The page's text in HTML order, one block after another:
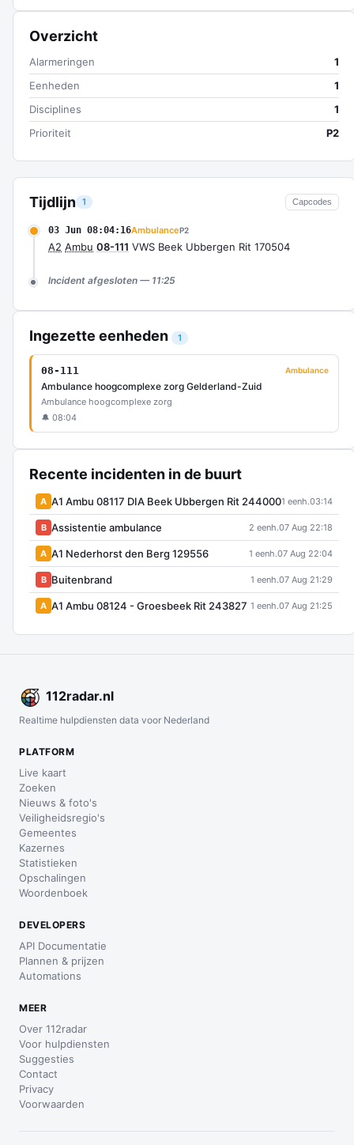
Tijdlijn 1 Capcodes
03 Jun 08:04:16AmbulanceP2
A2 Ambu 08-111 VWS Beek Ubbergen Rit 170504
Incident afgesloten — 11:25
Ingezette eenheden 1
08-111 Ambulance
Ambulance hoogcomplexe zorg Gelderland-Zuid
Ambulance hoogcomplexe zorg
🔔 08:04
Recente incidenten in de buurt
A A1 Ambu 08117 DIA Beek Ubbergen Rit 2440001 eenh.03:14
B Assistentie ambulance 2 eenh.07 Aug 22:18
A A1 Nederhorst den Berg 129556 1 eenh.07 Aug 22:04
B Buitenbrand 1 eenh.07 Aug 21:29
A A1 Ambu 08124 - Groesbeek Rit 243827 1 eenh.07 Aug 21:25
Overzicht
Alarmeringen
1
Eenheden
1
Disciplines
1
Prioriteit
P2
112radar.nl
Realtime hulpdiensten data voor Nederland
PLATFORM
Live kaart
Zoeken
Nieuws & foto's
Veiligheidsregio's
Gemeentes
Kazernes
Statistieken
Opschalingen
Woordenboek
DEVELOPERS
API Documentatie
Plannen & prijzen
Automations
MEER
Over 112radar
Voor hulpdiensten
Suggesties
Contact
Privacy
Voorwaarden